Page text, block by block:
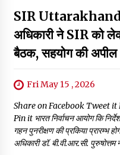
SIR Uttarakhand
अधिकारी ने SIR को
बैठक, सहयोग की अपील
Fri May 15 , 2026
Share on Facebook Tweet
Pin it भारत निर्वाचन आयोग कि
गहन पुनरीक्षण की प्रकिया प्रारम्भ
अधिकारी डॉ. बी.वी.आर.सी.